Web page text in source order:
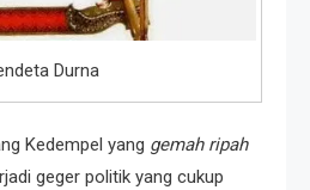
Durna
Kedempel yang gemah ripah
geger politik yang cukup